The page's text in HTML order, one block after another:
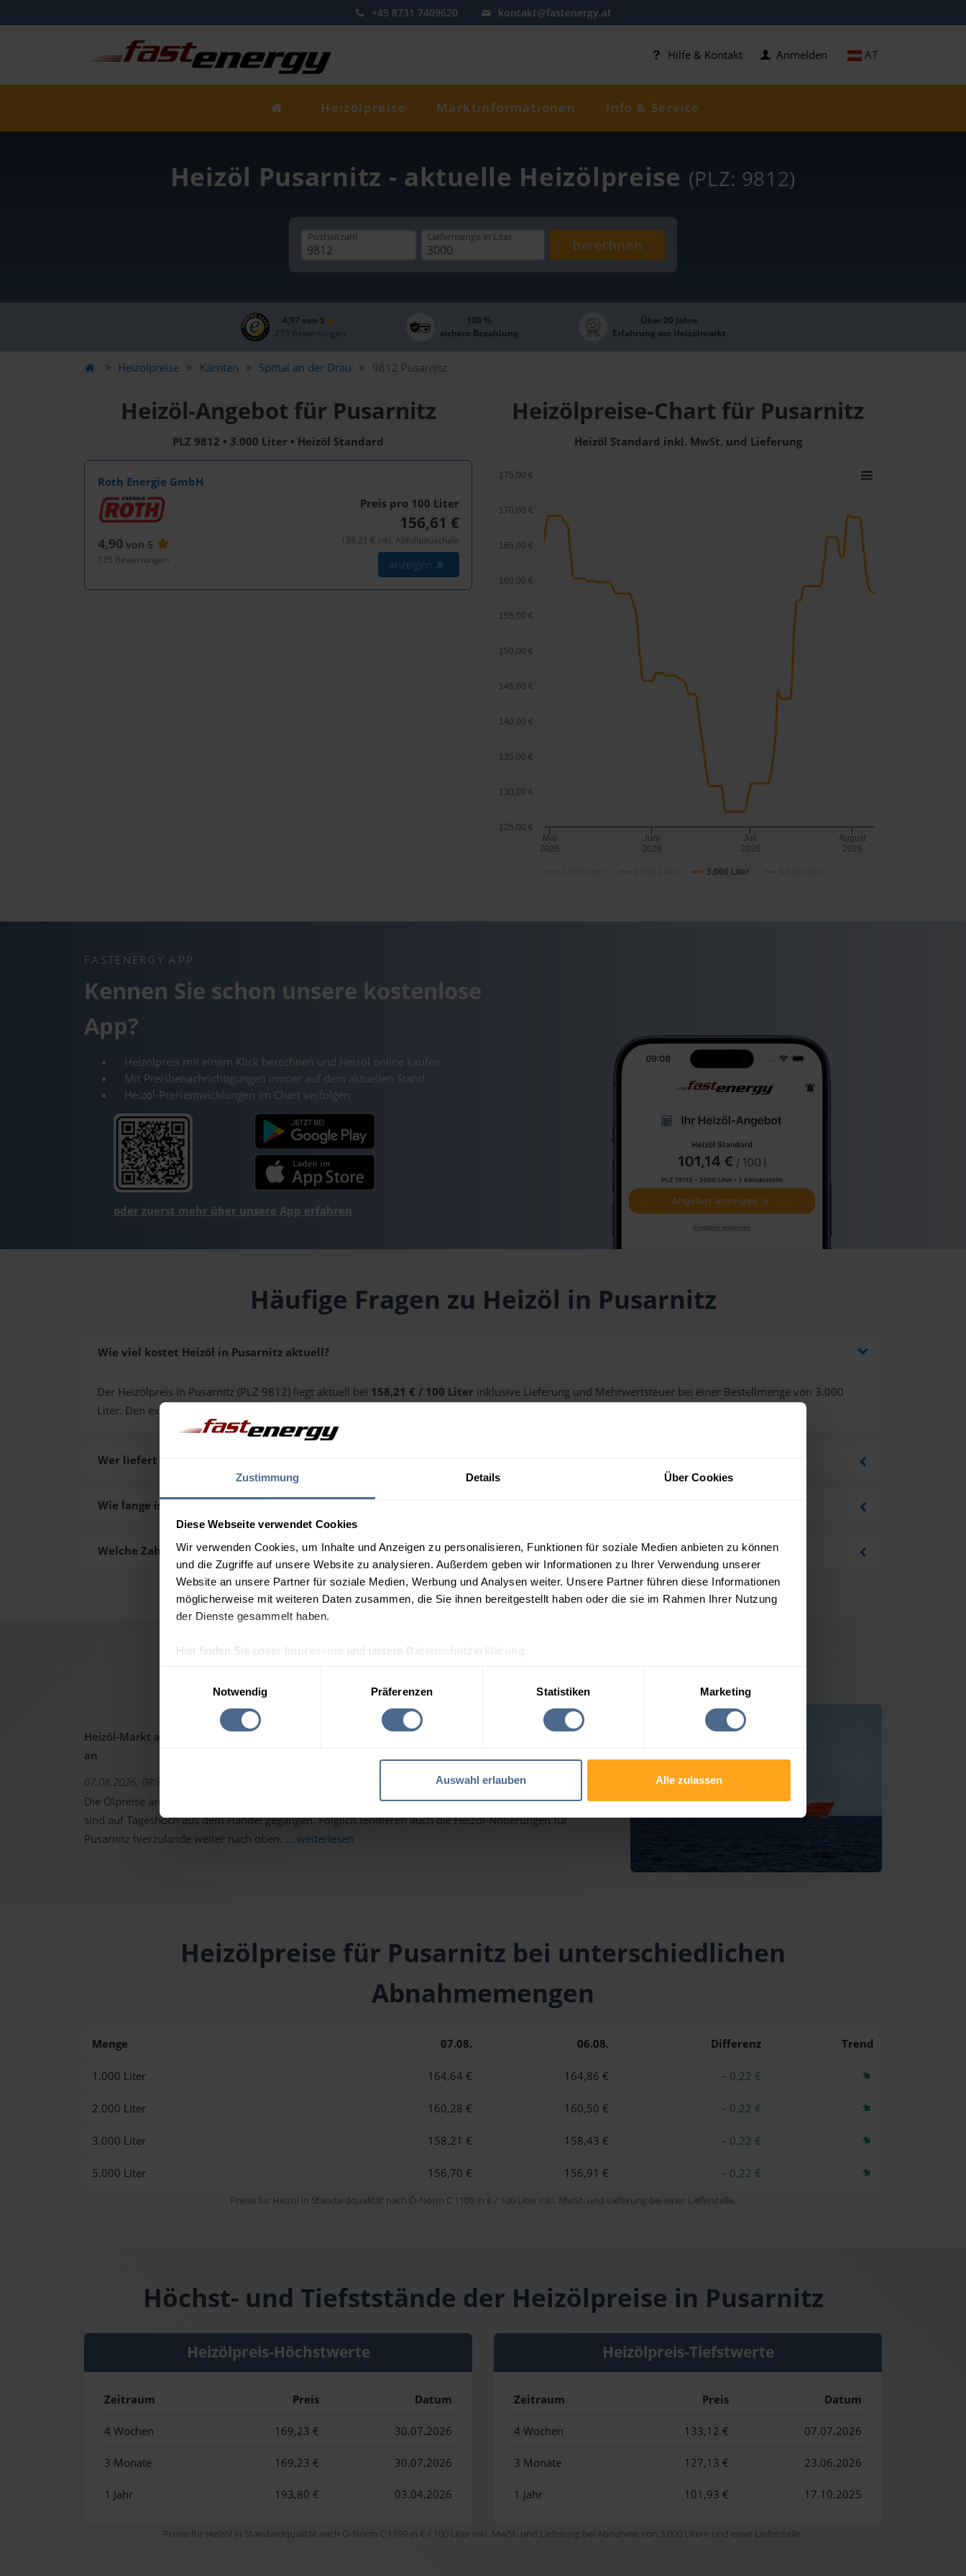
Zustimmung Details Über Cookies
Diese Webseite verwendet Cookies
Wir verwenden Cookies, um Inhalte und Anzeigen zu personalisieren, Funktionen für soziale Medien anbieten zu können
und die Zugriffe auf unsere Website zu analysieren. Außerdem geben wir Informationen zu Ihrer Verwendung unserer
Website an unsere Partner für soziale Medien, Werbung und Analysen weiter. Unsere Partner führen diese Informationen
möglicherweise mit weiteren Daten zusammen, die Sie ihnen bereitgestellt haben oder die sie im Rahmen Ihrer Nutzung
der Dienste gesammelt haben.
Hier finden Sie unser Impressum und unsere Datenschutzerklärung
Notwendig
Präferenzen Statistiken Marketing
Auswahl erlauben Alle zulassen
+49 8731 7409620 kontakt@fastenergy.at
AT
Hilfe & Kontakt Anmelden
Heizölpreise Marktinformationen Info & Service
Heizöl Pusarnitz - aktuelle Heizölpreise (PLZ: 9812)
Postleitzahl Liefermenge in Liter berechnen
4,97 von 5
273 Bewertungen
100 %
sichere Bezahlung
Über 20 Jahre
Erfahrung am Heizölmarkt
Heizölpreise Kärnten Spittal an der Drau 9812 Pusarnitz
Heizöl-Angebot für Pusarnitz
PLZ 9812 • 3.000 Liter • Heizöl Standard
Roth Energie GmbH
4,90 von 5
125 Bewertungen
Preis pro 100 Liter
156,61 €
158,21 € inkl. Abfüllpauschale
anzeigen
Heizölpreise-Chart für Pusarnitz
Heizöl Standard inkl. MwSt. und Lieferung
3.000 Liter
Mai
2026
Juni
2026
Juli
2026
August
2026
125,00 €
130,00 €
135,00 €
140,00 €
145,00 €
150,00 €
155,00 €
160,00 €
165,00 €
170,00 €
175,00 €
FASTENERGY APP
Kennen Sie schon unsere kostenlose
App?
Heizölpreis mit einem Klick berechnen und Heizöl online kaufen
Mit Preisbenachrichtigungen immer auf dem aktuellen Stand
Heizöl-Preisentwicklungen im Chart verfolgen
oder zuerst mehr über unsere App erfahren
Häufige Fragen zu Heizöl in Pusarnitz
Wie viel kostet Heizöl in Pusarnitz aktuell?
Der Heizölpreis in Pusarnitz (PLZ 9812) liegt aktuell bei 158,21 € / 100 Liter inklusive Lieferung und Mehrwertsteuer bei einer Bestellmenge von 3.000
Liter. Den exakten Preis für Ihre Wunschmenge erhalten Sie über unseren
Wer liefert das Heizöl in Pusarnitz aus?
Wie lange ist die Lieferzeit des Heizöls in Pusarnitz?
Welche Zahlungsarten gibt es?
Heizöl-Markt aktuell: Ölpreise schon wieder auf dem Weg nach oben - Heizölpreise ziehen ebenfalls
an
07.08.2026, 08:37 Uhr
Die Ölpreise an den internationalen Warenterminmärkten haben gestern weiter deutlich zugelegt und
sind auf Tageshoch aus dem Handel gegangen. Folglich tendieren auch die Heizöl-Notierungen für
Pusarnitz hierzulande weiter nach oben. ... weiterlesen
Heizölpreise für Pusarnitz bei unterschiedlichen
Abnahmemengen
Menge 07.08. 06.08. Differenz Trend
1.000 Liter 164,64 € 164,86 € – 0,22 €
2.000 Liter 160,28 € 160,50 € – 0,22 €
3.000 Liter 158,21 € 158,43 € – 0,22 €
5.000 Liter 156,70 € 156,91 € – 0,22 €
Preise für Heizöl in Standardqualität nach Ö-Norm C 1109 in € / 100 Liter inkl. MwSt. und Lieferung bei einer Lieferstelle.
Höchst- und Tiefststände der Heizölpreise in Pusarnitz
Heizölpreis-Höchstwerte
Zeitraum Preis Datum
4 Wochen 169,23 € 30.07.2026
3 Monate 169,23 € 30.07.2026
1 Jahr 193,80 € 03.04.2026
Heizölpreis-Tiefstwerte
Zeitraum Preis Datum
4 Wochen 133,12 € 07.07.2026
3 Monate 127,13 € 23.06.2026
1 Jahr 101,93 € 17.10.2025
Preise für Heizöl in Standardqualität nach Ö-Norm C 1109 in € / 100 Liter inkl. MwSt. und Lieferung bei Abnahme von 3.000 Litern und einer Lieferstelle.